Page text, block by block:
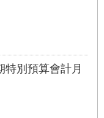
特別預算會計月